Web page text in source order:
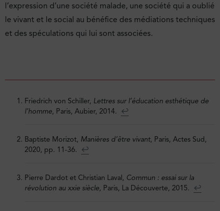
l’expression d’une société malade, une société qui a oublié
le vivant et le social au bénéfice des médiations techniques
et des spéculations qui lui sont associées.
Friedrich von Schiller, Lettres sur l’éducation esthétique de
l’homme, Paris, Aubier, 2014. ↩︎
Baptiste Morizot, Manières d’être vivant, Paris, Actes Sud,
2020, pp. 11-36.
↩︎
Pierre Dardot et Christian Laval, Commun : essai sur la
révolution au xxie siècle, Paris, La Découverte, 2015. ↩︎